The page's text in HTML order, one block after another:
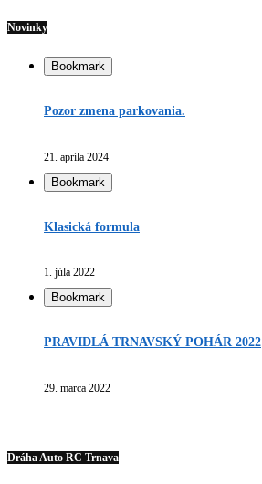
Novinky
Bookmark
Pozor zmena parkovania.
21. apríla 2024
Bookmark
Klasická formula
1. júla 2022
Bookmark
PRAVIDLÁ TRNAVSKÝ POHÁR 2022
29. marca 2022
Dráha Auto RC Trnava